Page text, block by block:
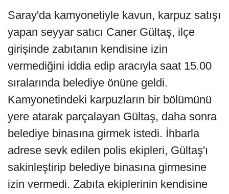
Saray'da kamyonetiyle kavun, karpuz satışı
yapan seyyar satıcı Caner Gültaş, ilçe
girişinde zabıtanın kendisine izin
vermediğini iddia edip aracıyla saat 15.00
sıralarında belediye önüne geldi.
Kamyonetindeki karpuzların bir bölümünü
yere atarak parçalayan Gültaş, daha sonra
belediye binasına girmek istedi. İhbarla
adrese sevk edilen polis ekipleri, Gültaş'ı
sakinleştirip belediye binasına girmesine
izin vermedi. Zabıta ekiplerinin kendisine